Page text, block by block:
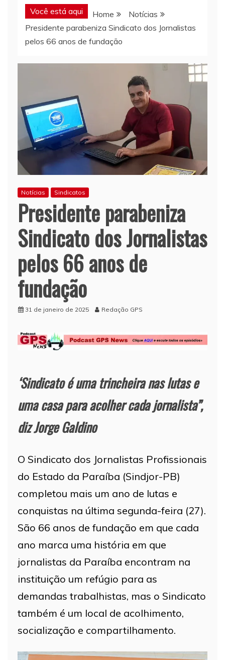
Você está aqui Home
Notícias
Presidente parabeniza Sindicato dos Jornalistas
pelos 66 anos de fundação
Notícias Sindicatos
Presidente parabeniza
Sindicato dos Jornalistas
pelos 66 anos de
fundação
31 de janeiro de 2025 Redação GPS
‘Sindicato é uma trincheira nas lutas e
uma casa para acolher cada jornalista”,
diz Jorge Galdino
O Sindicato dos Jornalistas Profissionais
do Estado da Paraíba (Sindjor-PB)
completou mais um ano de lutas e
conquistas na última segunda-feira (27).
São 66 anos de fundação em que cada
ano marca uma história em que
jornalistas da Paraíba encontram na
instituição um refúgio para as
demandas trabalhistas, mas o Sindicato
também é um local de acolhimento,
socialização e compartilhamento.